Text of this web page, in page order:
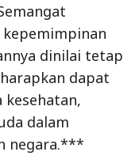
dinilai tetap
dapat
dalam
negara.***